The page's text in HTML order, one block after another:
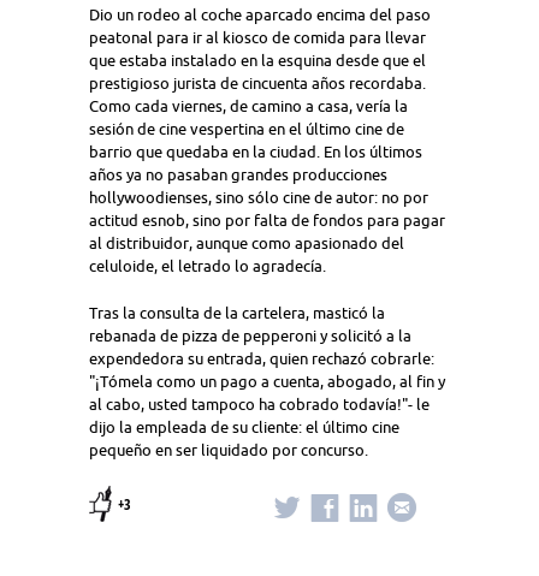
Dio un rodeo al coche aparcado encima del paso
peatonal para ir al kiosco de comida para llevar
que estaba instalado en la esquina desde que el
prestigioso jurista de cincuenta años recordaba.
Como cada viernes, de camino a casa, vería la
sesión de cine vespertina en el último cine de
barrio que quedaba en la ciudad. En los últimos
años ya no pasaban grandes producciones
hollywoodienses, sino sólo cine de autor: no por
actitud esnob, sino por falta de fondos para pagar
al distribuidor, aunque como apasionado del
celuloide, el letrado lo agradecía.
Tras la consulta de la cartelera, masticó la
rebanada de pizza de pepperoni y solicitó a la
expendedora su entrada, quien rechazó cobrarle:
"¡Tómela como un pago a cuenta, abogado, al fin y
al cabo, usted tampoco ha cobrado todavía!"- le
dijo la empleada de su cliente: el último cine
pequeño en ser liquidado por concurso.
+3